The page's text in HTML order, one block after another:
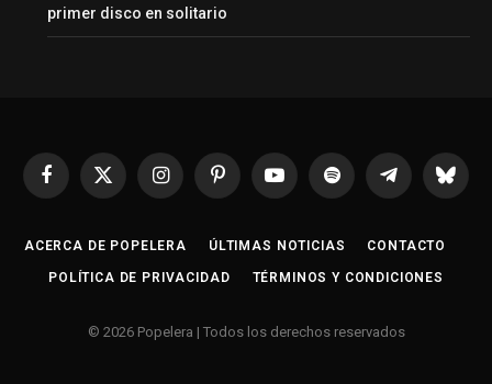
primer disco en solitario
Facebook
X
InstagramPinterestYouTubeSpotify Telegrama
ACERCA DE POPELERA ÚLTIMAS NOTICIAS CONTACTO
POLÍTICA DE PRIVACIDAD TÉRMINOS Y CONDICIONES
© 2026 Popelera | Todos los derechos reservados